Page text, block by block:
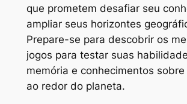
que prometem desafiar seu
ampliar seus horizontes
Prepare-se para descobrir os
jogos para testar suas
memória e conhecimentos
ao redor do planeta.